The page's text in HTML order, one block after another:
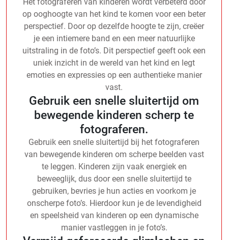
op ooghoogte van het kind te komen voor een beter
perspectief. Door op dezelfde hoogte te zijn, creëer
je een intiemere band en een meer natuurlijke
uitstraling in de foto’s. Dit perspectief geeft ook een
uniek inzicht in de wereld van het kind en legt
emoties en expressies op een authentieke manier
vast.
Gebruik een snelle sluitertijd om
bewegende kinderen scherp te
fotograferen.
Gebruik een snelle sluitertijd bij het fotograferen
van bewegende kinderen om scherpe beelden vast
te leggen. Kinderen zijn vaak energiek en
beweeglijk, dus door een snelle sluitertijd te
gebruiken, bevries je hun acties en voorkom je
onscherpe foto’s. Hierdoor kun je de levendigheid
en speelsheid van kinderen op een dynamische
manier vastleggen in je foto’s.